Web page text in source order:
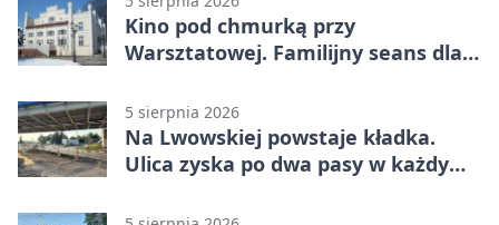
Kino pod chmurką przy
Warsztatowej. Familijny seans dla
5 sierpnia 2026
Na Lwowskiej powstaje kładka.
Ulica zyska po dwa pasy w każdym